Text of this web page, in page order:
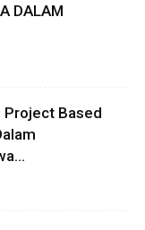
DALAM
Based